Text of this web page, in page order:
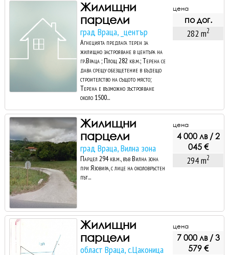
Жилищни
парцели
град Враца, _център
Агнецията предлага терен за
жилищно застрояване в центъра на
гр.Враца ; Площ 282 кв.м.; Терена се
дава срещу обезщетение в бъдещо
строителство на същото място;
Терена е възможно зъстрояване
около 1500...
цена
по дог.
282 m2
Жилищни
парцели
град Враца, Вилна зона
Парцел 294 кв.м., във Вилна зона
при Язовира, с лице на околовръстен
път...
цена
4 000 лв / 2
045 €
294 m2
Жилищни
парцели
област Враца, с.Цаконица
цена
7 000 лв / 3
579 €